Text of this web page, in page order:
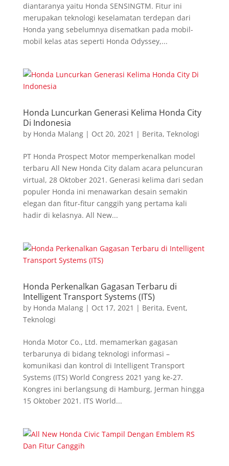
diantaranya yaitu Honda SENSINGTM. Fitur ini
merupakan teknologi keselamatan terdepan dari
Honda yang sebelumnya disematkan pada mobil-
mobil kelas atas seperti Honda Odyssey,...
Honda Luncurkan Generasi Kelima Honda City
Di Indonesia
by Honda Malang| Oct 20, 2021 | Berita, Teknologi
PT Honda Prospect Motor memperkenalkan model
terbaru All New Honda City dalam acara peluncuran
virtual, 28 Oktober 2021. Generasi kelima dari sedan
populer Honda ini menawarkan desain semakin
elegan dan fitur-fitur canggih yang pertama kali
hadir di kelasnya. All New...
Honda Perkenalkan Gagasan Terbaru di
Intelligent Transport Systems (ITS)
by Honda Malang| Oct 17, 2021 | Berita, Event,
Teknologi
Honda Motor Co., Ltd. memamerkan gagasan
terbarunya di bidang teknologi informasi –
komunikasi dan kontrol di Intelligent Transport
Systems (ITS) World Congress 2021 yang ke-27.
Kongres ini berlangsung di Hamburg, Jerman hingga
15 Oktober 2021. ITS World...